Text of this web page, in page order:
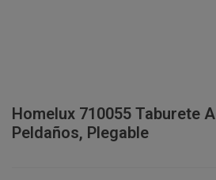
Homelux 710055 Taburete
Peldaños, Plegable